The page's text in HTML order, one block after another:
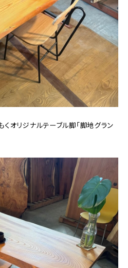
くオリジナルテーブル脚「脚地グラン